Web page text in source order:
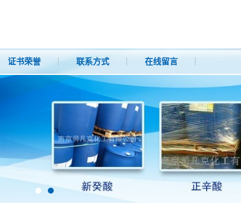
证书荣誉 联系方式 在线留言